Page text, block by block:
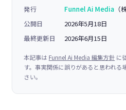
発行
Funnel Ai Media （
公開日
2026年5月18日
最終更新日
2026年6月15日
本記事は Funnel Ai Media 編集方針 に
す。事実関係に誤りがあると思われる
さい。